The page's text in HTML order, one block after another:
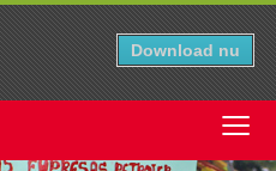
Download nu